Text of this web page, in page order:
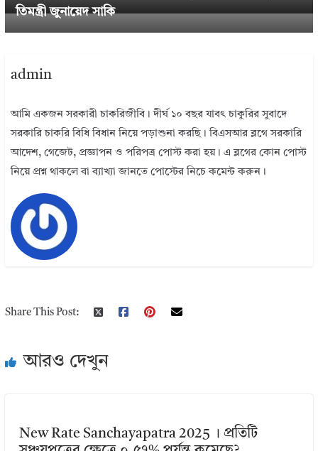
তিমন্ত্রী জুনায়েদ সাকি
admin
আমি একজন সরকারী চাকরিজীবি। দীর্ঘ ১০ বছর যাবৎ চাকুরির সুবাদে
সরকারি চাকরি বিধি বিধান নিয়ে পড়াশুনা করছি। বিএসআর ব্লগে সরকারি
আদেশ, গেজেট, প্রজ্ঞাপন ও পরিপত্র পোস্ট করা হয়। এ ব্লগের কোন পোস্ট
নিয়ে প্রশ্ন থাকলে বা ব্যাখ্যা জানতে পোস্টের নিচে কমেন্ট করুন।
Share This Post:
আরও দেখুন
New Rate Sanchayapatra 2025 । প্রতিটি